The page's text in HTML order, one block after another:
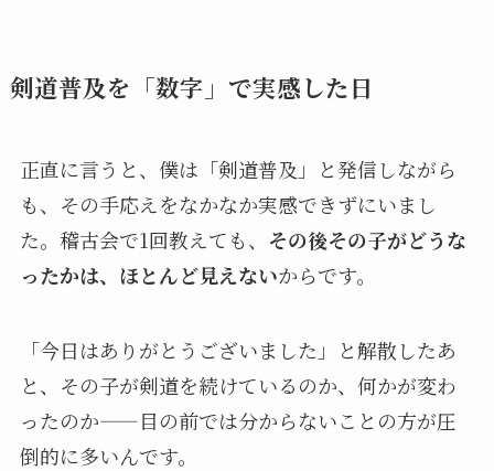
剣道普及を「数字」で実感した日
正直に言うと、僕は「剣道普及」と発信しながら
も、その手応えをなかなか実感できずにいまし
た。稽古会で1回教えても、 その後その子がどうな
ったかは、ほとんど見えないからです。
「今日はありがとうございました」と解散したあ
と、その子が剣道を続けているのか、何かが変わ
ったのか——目の前では分からないことの方が圧
倒的に多いんです。